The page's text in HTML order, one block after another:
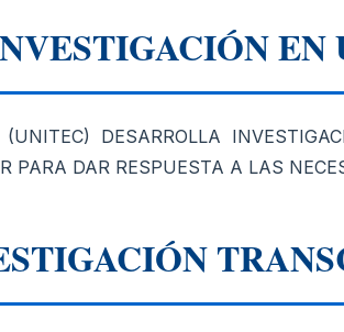
EN
DESARROLLA
PARA DAR RESPUESTA A LAS